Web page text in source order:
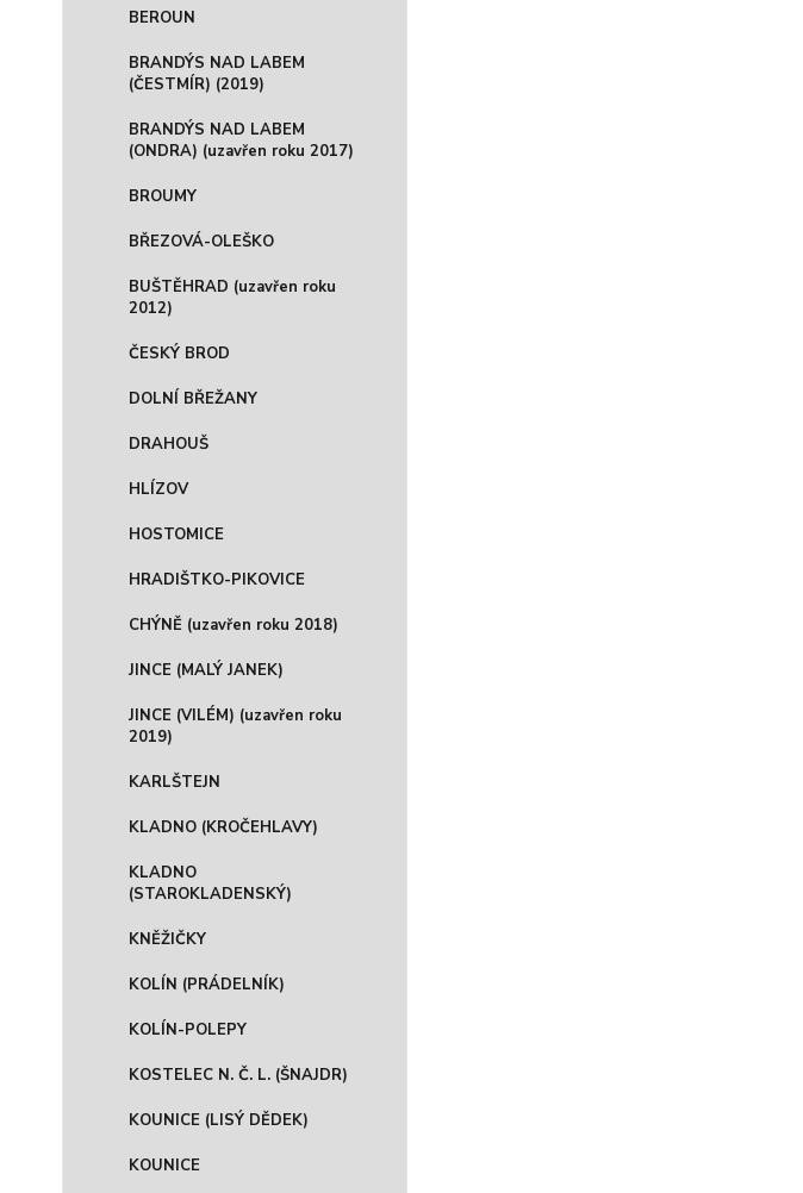
BEROUN
BRANDÝS NAD LABEM
(ČESTMÍR) (2019)
BRANDÝS NAD LABEM
(ONDRA) (uzavřen roku 2017)
BROUMY
BŘEZOVÁ-OLEŠKO
BUŠTĚHRAD (uzavřen roku
2012)
ČESKÝ BROD
DOLNÍ BŘEŽANY
DRAHOUŠ
HLÍZOV
HOSTOMICE
HRADIŠTKO-PIKOVICE
CHÝNĚ (uzavřen roku 2018)
JINCE (MALÝ JANEK)
JINCE (VILÉM) (uzavřen roku
2019)
KARLŠTEJN
KLADNO (KROČEHLAVY)
KLADNO
(STAROKLADENSKÝ)
KNĚŽIČKY
KOLÍN (PRÁDELNÍK)
KOLÍN-POLEPY
KOSTELEC N. Č. L. (ŠNAJDR)
KOUNICE (LISÝ DĚDEK)
KOUNICE